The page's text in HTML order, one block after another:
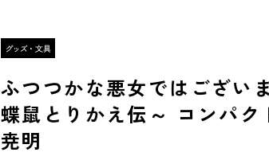
ふつつかな悪女ではござい
蝶鼠とりかえ伝～ コンパク
尭明